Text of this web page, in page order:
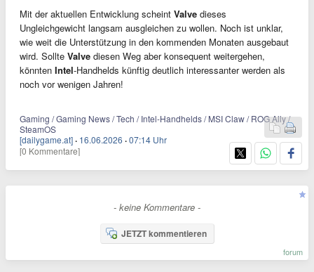
Mit der aktuellen Entwicklung scheint Valve dieses
Ungleichgewicht langsam ausgleichen zu wollen. Noch ist unklar,
wie weit die Unterstützung in den kommenden Monaten ausgebaut
wird. Sollte Valve diesen Weg aber konsequent weitergehen,
könnten Intel-Handhelds künftig deutlich interessanter werden als
noch vor wenigen Jahren!
Gaming / Gaming News / Tech / Intel-Handhelds / MSI Claw / ROG Ally /
SteamOS
[dailygame.at] · 16.06.2026 ·07:14 Uhr
[0 Kommentare]
- keine Kommentare -
JETZT kommentieren
forum